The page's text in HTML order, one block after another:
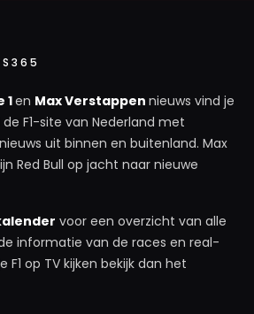
1en Max Verstappen nieuws vind je
de F1-site van Nederland met
uit binnen en buitenland. Max
Red Bull op jacht naar nieuwe
voor een overzicht van alle
informatie van de races en real-
op TV kijken bekijk dan het